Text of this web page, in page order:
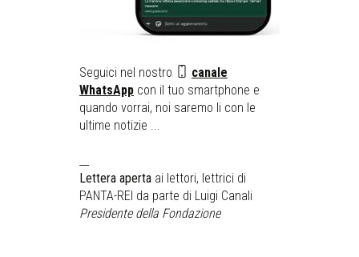
Seguici nel nostro
canale
WhatsApp con il tuo smartphone e
quando vorrai, noi saremo li con le
ultime notizie ...
Lettera aperta ai lettori, lettrici di
PANTA-REI da parte di Luigi Canali
Presidente della Fondazione